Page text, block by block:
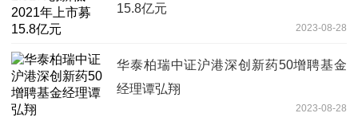
15.8亿元
2023-08-28
华泰柏瑞中证沪港深创新药50增聘基金
经理谭弘翔
2023-08-28